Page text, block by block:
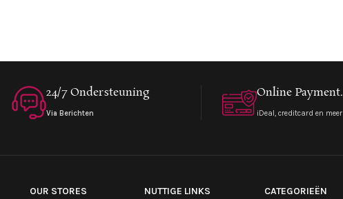
24/7 Ondersteuning
Via Berichten
Online Payment.
iDeal, creditcard en meer
OUR STORES
NUTTIGE LINKS
CATEGORIEËN